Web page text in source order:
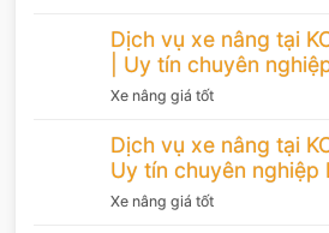
Dịch vụ xe nâng tại
| Uy tín chuyên
Xe nâng giá tốt
Dịch vụ xe nâng tại
Uy tín chuyên nghiệp
Xe nâng giá tốt